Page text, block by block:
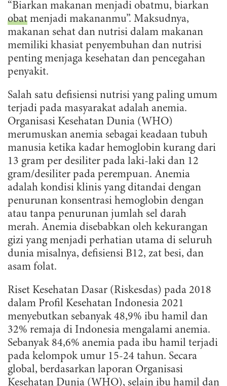
“Biarkan makanan menjadi obatmu, biarkan
obat menjadi makananmu”. Maksudnya,
makanan sehat dan nutrisi dalam makanan
memiliki khasiat penyembuhan dan nutrisi
penting menjaga kesehatan dan pencegahan
penyakit.
Salah satu defisiensi nutrisi yang paling umum
terjadi pada masyarakat adalah anemia.
Organisasi Kesehatan Dunia (WHO)
merumuskan anemia sebagai keadaan tubuh
manusia ketika kadar hemoglobin kurang dari
13 gram per desiliter pada laki-laki dan 12
gram/desiliter pada perempuan. Anemia
adalah kondisi klinis yang ditandai dengan
penurunan konsentrasi hemoglobin dengan
atau tanpa penurunan jumlah sel darah
merah. Anemia disebabkan oleh kekurangan
gizi yang menjadi perhatian utama di seluruh
dunia misalnya, defisiensi B12, zat besi, dan
asam folat.
Riset Kesehatan Dasar (Riskesdas) pada 2018
dalam Profil Kesehatan Indonesia 2021
menyebutkan sebanyak 48,9% ibu hamil dan
32% remaja di Indonesia mengalami anemia.
Sebanyak 84,6% anemia pada ibu hamil terjadi
pada kelompok umur 15-24 tahun. Secara
global, berdasarkan laporan Organisasi
Kesehatan Dunia (WHO), selain ibu hamil dan